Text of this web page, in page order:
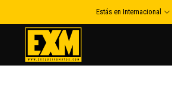
to
Estás en Internacional